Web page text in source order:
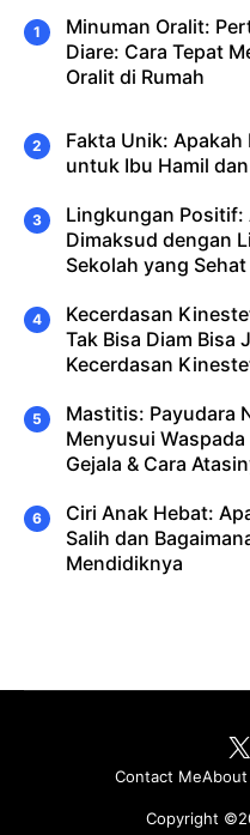
Minuman Oralit:
Diare: Cara Tepat
Oralit di Rumah
Fakta Unik: Apakah
untuk Ibu Hamil
Lingkungan Positif:
Dimaksud dengan
Sekolah yang
Kecerdasan
Tak Bisa Diam Bisa
Kecerdasan
Mastitis: Payudara
Menyusui
Gejala & Cara
Ciri Anak Hebat:
Salih dan
Mendidiknya
Copyright
Contact Me
X